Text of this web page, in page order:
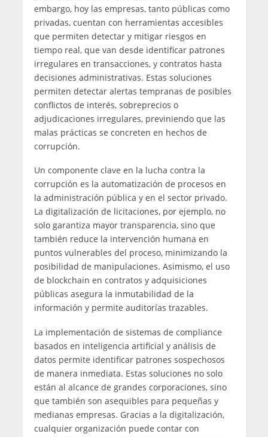
embargo, hoy las empresas, tanto públicas como
privadas, cuentan con herramientas accesibles
que permiten detectar y mitigar riesgos en
tiempo real, que van desde identificar patrones
irregulares en transacciones, y contratos hasta
decisiones administrativas. Estas soluciones
permiten detectar alertas tempranas de posibles
conflictos de interés, sobreprecios o
adjudicaciones irregulares, previniendo que las
malas prácticas se concreten en hechos de
corrupción.
Un componente clave en la lucha contra la
corrupción es la automatización de procesos en
la administración pública y en el sector privado.
La digitalización de licitaciones, por ejemplo, no
solo garantiza mayor transparencia, sino que
también reduce la intervención humana en
puntos vulnerables del proceso, minimizando la
posibilidad de manipulaciones. Asimismo, el uso
de blockchain en contratos y adquisiciones
públicas asegura la inmutabilidad de la
información y permite auditorías trazables.
La implementación de sistemas de compliance
basados en inteligencia artificial y análisis de
datos permite identificar patrones sospechosos
de manera inmediata. Estas soluciones no solo
están al alcance de grandes corporaciones, sino
que también son asequibles para pequeñas y
medianas empresas. Gracias a la digitalización,
cualquier organización puede contar con